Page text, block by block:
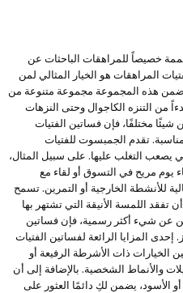
خصيصاً للمراهقات الباحثات عن
المراهقات هو الخيار المثالي لمن
هذه المجموعة مجموعة متنوعة من
من التنزه الكاجوال وحتى النزهات
شيئًا مختلفًا، فإن فساتين الفتيات
تقدم الجمبسوت للفتيات
يصعب التغلب عليها. على سبيل المثال،
يوم مريح في التسوق أو لقاء مع
للأنشطة الخارجية أو التمرين. تسمح
تفقد اللمسة الأنيقة التي تشتهر بها
عن شيء أكثر رسمية، فإن فساتين
المزايا الرائعة لفساتين الفتيات
الخيارات ذات الأشرطة الرفيعة أو
والأنماط الشخصية. بالإضافة إلى أن
الأسود، يضمن لكِ دائمًا العثور على